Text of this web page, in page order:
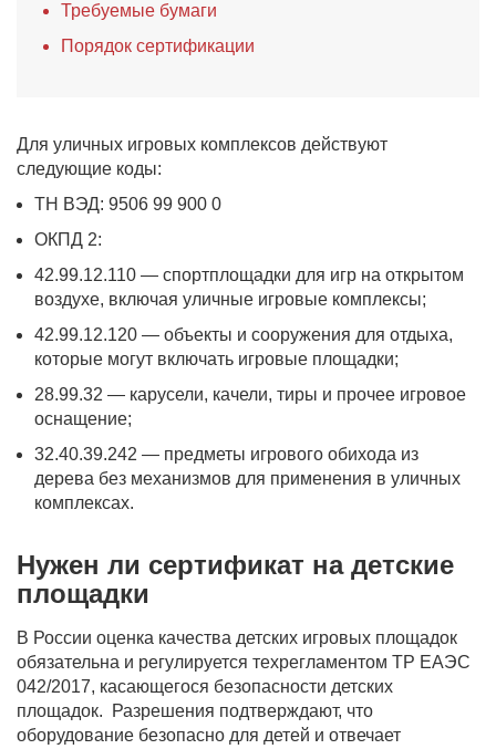
Требуемые бумаги
Порядок сертификации
Для уличных игровых комплексов действуют
следующие коды:
ТН ВЭД: 9506 99 900 0
ОКПД 2:
42.99.12.110 — спортплощадки для игр на открытом
воздухе, включая уличные игровые комплексы;
42.99.12.120 — объекты и сооружения для отдыха,
которые могут включать игровые площадки;
28.99.32 — карусели, качели, тиры и прочее игровое
оснащение;
32.40.39.242 — предметы игрового обихода из
дерева без механизмов для применения в уличных
комплексах.
Нужен ли сертификат на детские
площадки
В России оценка качества детских игровых площадок
обязательна и регулируется техрегламентом ТР ЕАЭС
042/2017, касающегося безопасности детских
площадок. Разрешения подтверждают, что
оборудование безопасно для детей и отвечает